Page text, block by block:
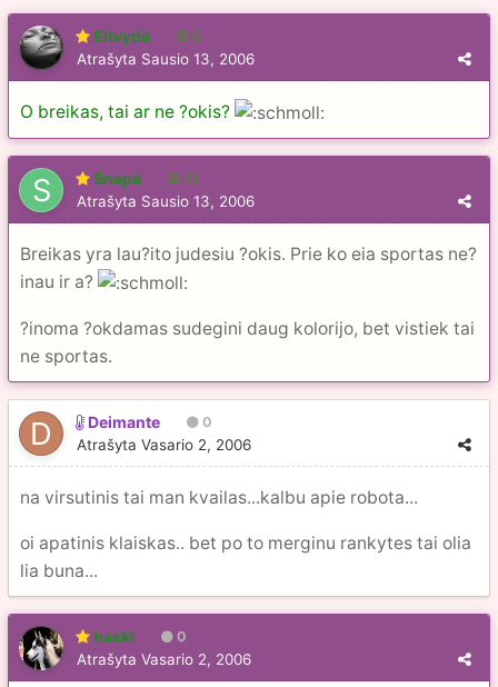
Eitvydė 6
Atrašyta Sausio 13, 2006
O breikas, tai ar ne ?okis?
Snapė 13
Atrašyta Sausio 13, 2006
Breikas yra lau?ito judesiu ?okis. Prie ko eia sportas ne?
inau ir a?
?inoma ?okdamas sudegini daug kolorijo, bet vistiek tai
ne sportas.
Deimante 0
Atrašyta Vasario 2, 2006
na virsutinis tai man kvailas...kalbu apie robota...
oi apatinis klaiskas.. bet po to merginu rankytes tai olia
lia buna...
haski 0
Atrašyta Vasario 2, 2006